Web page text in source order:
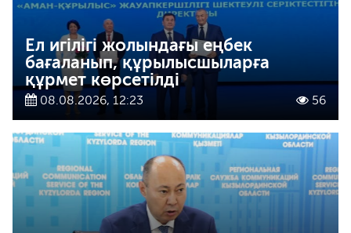
Ел игілігі жолындағы еңбек
бағаланып, құрылысшыларға
құрмет көрсетілді
08.08.2026, 12:23 56